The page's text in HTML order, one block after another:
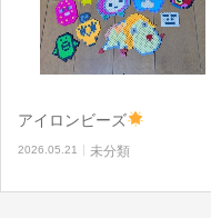
アイロンビーズ
2026.05.21 未分類